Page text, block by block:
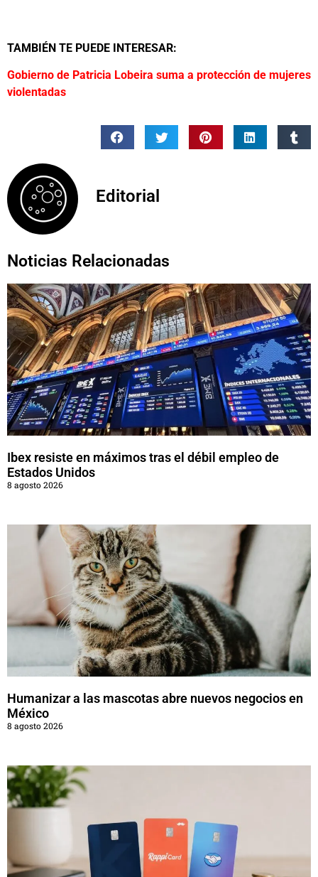
TAMBIÉN TE PUEDE INTERESAR:
Gobierno de Patricia Lobeira suma a protección de mujeres
violentadas
Editorial
Noticias Relacionadas
Ibex resiste en máximos tras el débil empleo de
Estados Unidos
8 agosto 2026
Humanizar a las mascotas abre nuevos negocios en
México
8 agosto 2026